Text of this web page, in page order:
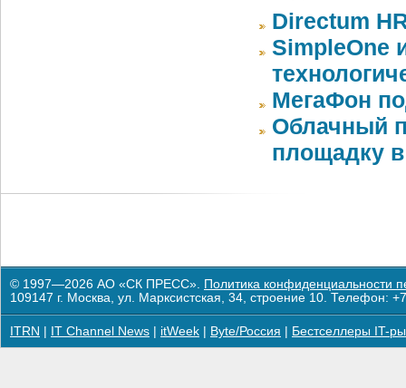
Directum
SimpleOne
МегаФон
Облачный
площадку в
© 1997—2026 АО «СК ПРЕСС». Политика конфиденциальности
109147 г. Москва, ул. Марксистская, 34, строение 10. Телефон:
ITRN IT Channel News itWeek Byte/Россия Бестселлеры IT-